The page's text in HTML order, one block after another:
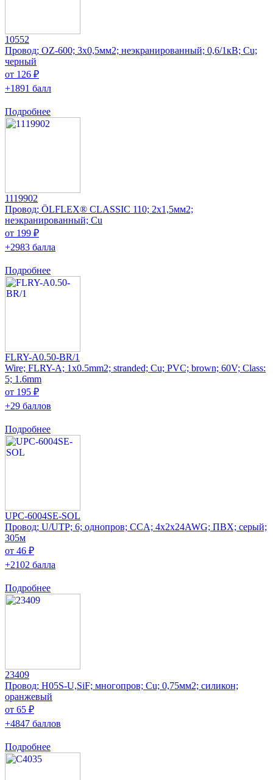
10552
Провод; OZ-600; 3x0,5мм2; неэкранированный; 0,6/1кВ; Cu;
черный
от 126 ₽
+1891 балл
Подробнее
1119902
Провод; ÖLFLEX® CLASSIC 110; 2x1,5мм2;
неэкранированный; Cu
от 199 ₽
+2983 балла
Подробнее
FLRY-A0.50-BR/1
Wire; FLRY-A; 1x0.5mm2; stranded; Cu; PVC; brown; 60V; Class:
5; 1.6mm
от 195 ₽
+29 баллов
Подробнее
UPC-6004SE-SOL
Провод; U/UTP; 6; однопров; CCA; 4x2x24AWG; ПВХ; серый;
305м
от 46 ₽
+2102 балла
Подробнее
23409
Провод; H05S-U,SiF; многопров; Cu; 0,75мм2; силикон;
оранжевый
от 65 ₽
+4847 баллов
Подробнее